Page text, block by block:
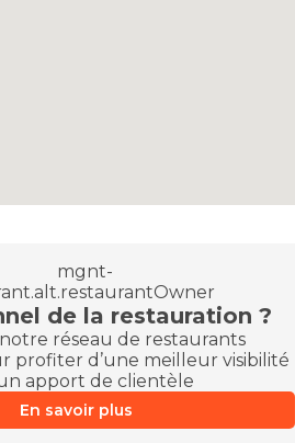
de la restauration ?
réseau de restaurants
profiter d’une meilleur visibilité
apport de clientèle
En savoir plus